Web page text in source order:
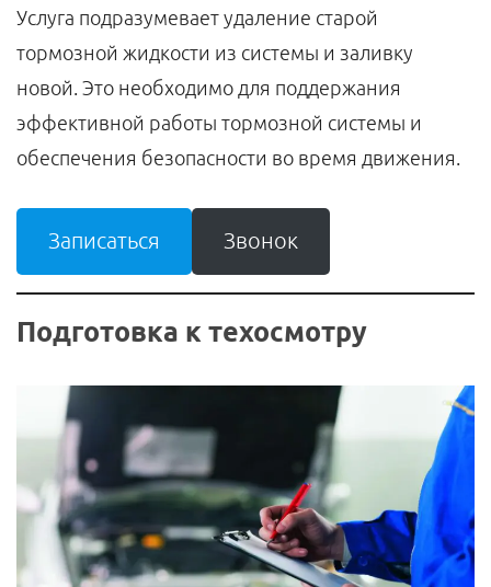
Услуга подразумевает удаление старой
тормозной жидкости из системы и заливку
новой. Это необходимо для поддержания
эффективной работы тормозной системы и
обеспечения безопасности во время движения.
Записаться Звонок
Подготовка к техосмотру